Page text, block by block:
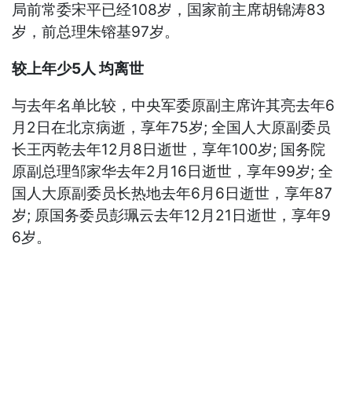
局前常委宋平已经108岁，国家前主席胡锦涛83
岁，前总理朱镕基97岁。
较上年少5人 均离世
与去年名单比较，中央军委原副主席许其亮去年6
月2日在北京病逝，享年75岁; 全国人大原副委员
长王丙乾去年12月8日逝世，享年100岁; 国务院
原副总理邹家华去年2月16日逝世，享年99岁; 全
国人大原副委员长热地去年6月6日逝世，享年87
岁; 原国务委员彭珮云去年12月21日逝世，享年9
6岁。